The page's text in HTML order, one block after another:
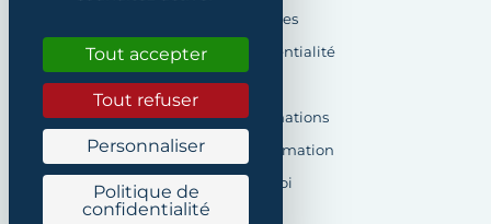
Tout accepter
Tout refuser
Personnaliser
Politique de
confidentialité
Mentions légales
Politique de confidentialité
Cookies
Demande d’informations
Formulaire de réclamation
Offres d’emploi